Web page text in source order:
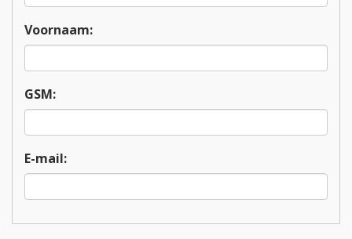
Voornaam:
GSM:
E-mail: